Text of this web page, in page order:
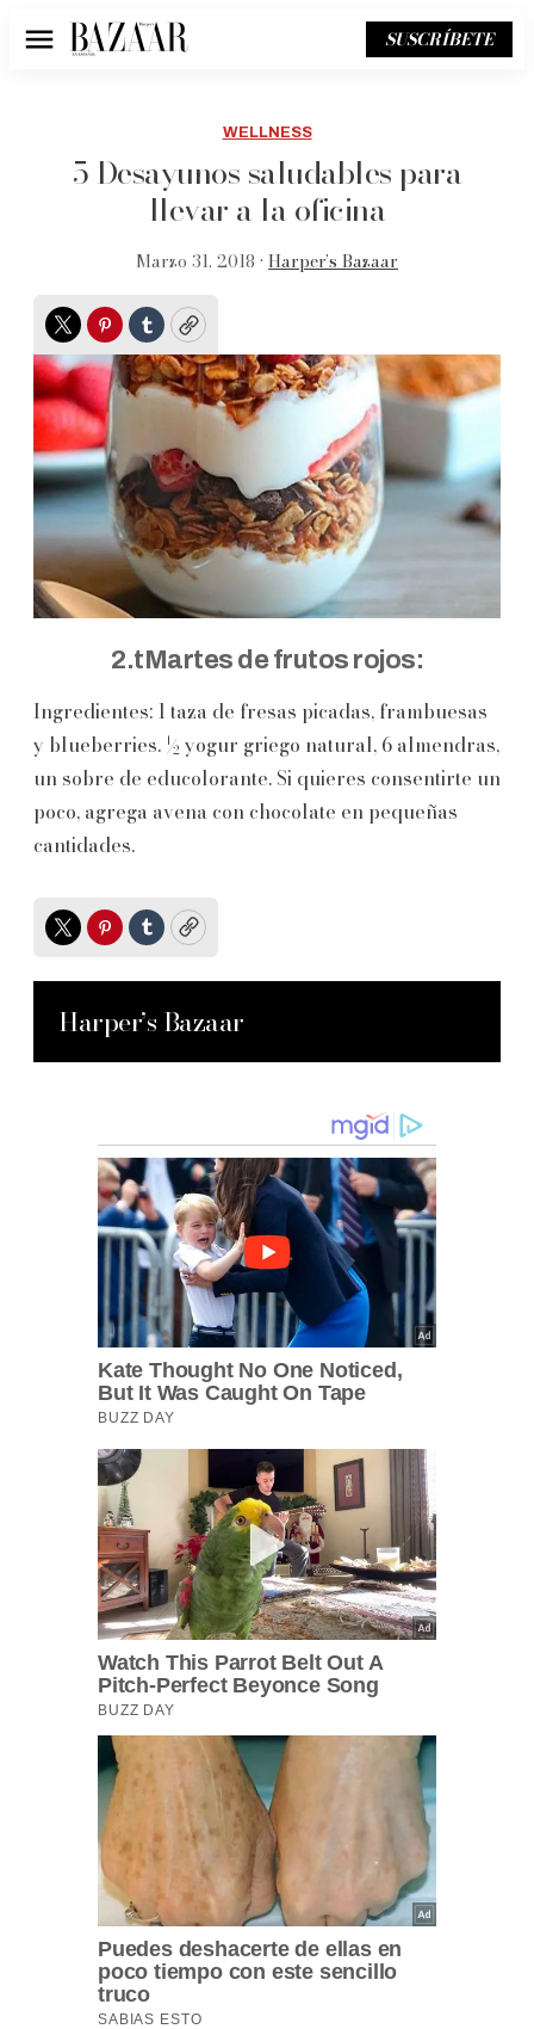
Menú SUSCRÍBETE
WELLNESS
5 Desayunos saludables para
llevar a la oficina
Marzo 31, 2018 • Harper’s Bazaar
TwitterPinterest
TumblrCopy
2.tMartes de frutos rojos:
Ingredientes: 1 taza de fresas picadas, frambuesas
y blueberries. ½ yogur griego natural, 6 almendras,
un sobre de educolorante. Si quieres consentirte un
poco, agrega avena con chocolate en pequeñas
cantidades.
TwitterPinterest
TumblrCopy
Harper’s Bazaar